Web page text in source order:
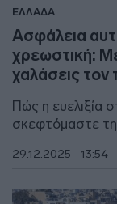
ΕΛΛΑΔΑ
Ασφάλεια
χρεωστική:
χαλάσεις
Πώς η ευελιξία
σκεφτόμαστε
29.12.2025 - 13:54